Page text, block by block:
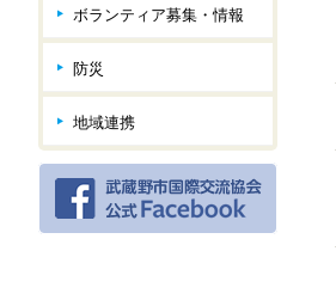
ボランティア募集・情報
防災
地域連携